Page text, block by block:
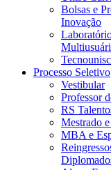
Bolsas e
Inovação
Processo Seletivo
Vestibular
Professor
RS
Mestrado
MBA e